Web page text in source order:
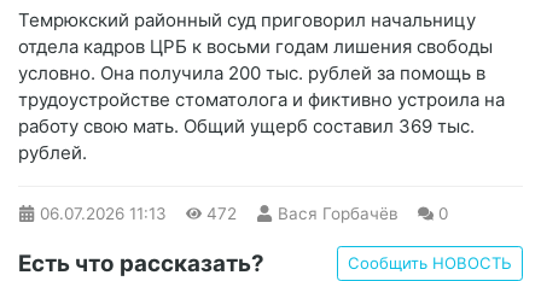
Темрюкский районный суд приговорил начальницу
отдела кадров ЦРБ к восьми годам лишения свободы
условно. Она получила 200 тыс. рублей за помощь в
трудоустройстве стоматолога и фиктивно устроила на
работу свою мать. Общий ущерб составил 369 тыс.
рублей.
06.07.2026 11:13 472 Вася Горбачёв 0
Есть что рассказать? Сообщить НОВОСТЬ